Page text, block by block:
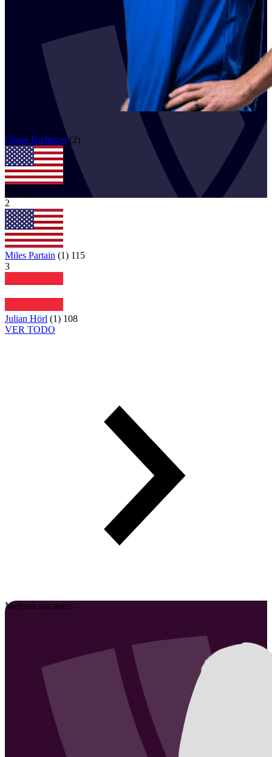
115
Chase Budinger (2)
USA
2
Miles Partain (1) 115
3
Julian Hörl (1) 108
VER TODO
Mejores atacantes